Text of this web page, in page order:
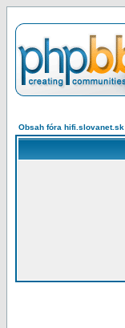
Obsah fóra hifi.slovanet.sk